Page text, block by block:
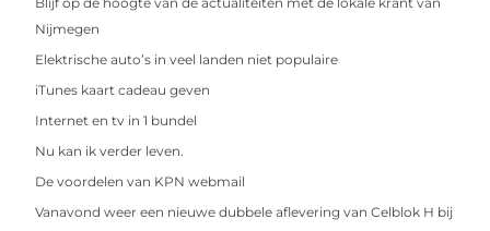
Nijmegen
Elektrische auto’s in veel landen niet populaire
iTunes kaart cadeau geven
Internet en tv in 1 bundel
Nu kan ik verder leven.
De voordelen van KPN webmail
Vanavond weer een nieuwe dubbele aflevering van Celblok H bij